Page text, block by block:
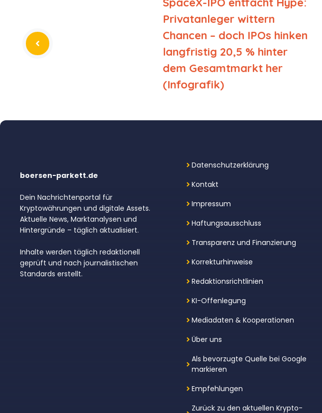
Privatanleger wittern
Chancen – doch IPOs hinken
langfristig 20,5 % hinter
dem Gesamtmarkt her
(Infografik)
boersen-parkett.de
Dein Nachrichtenportal für
Kryptowährungen und digitale Assets.
Aktuelle News, Marktanalysen und
Hintergründe – täglich aktualisiert.
Inhalte werden täglich redaktionell
geprüft und nach journalistischen
Standards erstellt.
Datenschutzerklärung
Kontakt
Impressum
Haftungsausschluss
Transparenz und Finanzierung
Korrekturhinweise
Redaktionsrichtlinien
KI-Offenlegung
Mediadaten & Kooperationen
Über uns
Als bevorzugte Quelle bei Google
markieren
Empfehlungen
Zurück zu den aktuellen Krypto-